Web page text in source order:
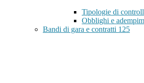
Tipologie di
Obblighi e
Bandi di gara e contratti 125